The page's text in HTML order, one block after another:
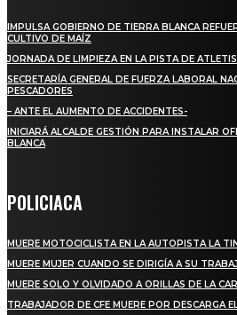
IMPULSA GOBIERNO DE TIERRA BLANCA
CULTIVO DE MAÍZ
JORNADA DE LIMPIEZA EN LA PISTA DE
SECRETARÍA GENERAL DE FUERZA LABORAL
PESCADORES
– ANTE EL AUMENTO DE ACCIDENTES-
INICIARÁ ALCALDE GESTIÓN PARA INSTALAR
BLANCA
POLICIACA
MUERE MOTOCICLISTA EN LA AUTOPISTA LA
MUERE MUJER CUANDO SE DIRIGÍA A SU
MUERE SOLO Y OLVIDADO A ORILLAS DE LA
TRABAJADOR DE CFE MUERE POR DESCARGA